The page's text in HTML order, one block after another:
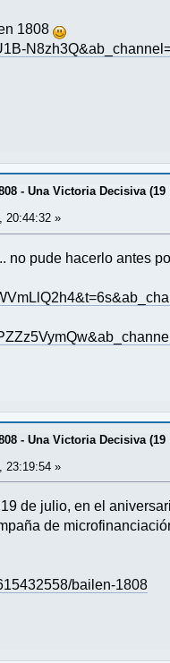
1808
- Una Victoria Decisiva (19
20:44:32 »
no pude hacerlo antes
- Una Victoria Decisiva (19
23:19:54 »
de julio, en el
de
bailen-1808